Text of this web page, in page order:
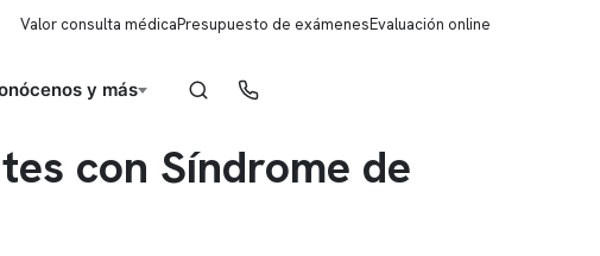
Valor consulta médicaPresupuesto de exámenesEvaluación online
y más
con Síndrome de